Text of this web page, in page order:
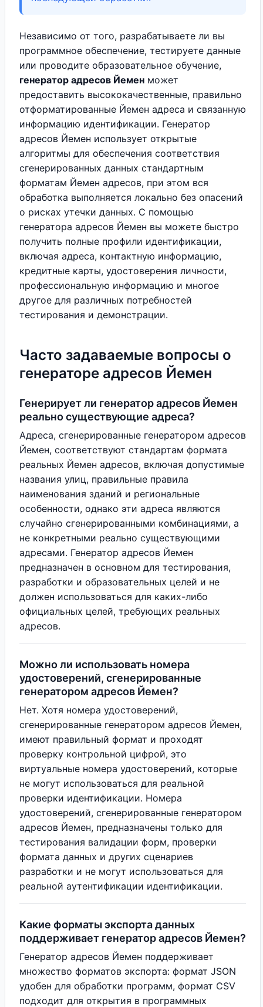
Независимо от того, разрабатываете ли вы
программное обеспечение, тестируете данные
или проводите образовательное обучение,
генератор адресов Йемен может
предоставить высококачественные, правильно
отформатированные Йемен адреса и связанную
информацию идентификации. Генератор
адресов Йемен использует открытые
алгоритмы для обеспечения соответствия
сгенерированных данных стандартным
форматам Йемен адресов, при этом вся
обработка выполняется локально без опасений
о рисках утечки данных. С помощью
генератора адресов Йемен вы можете быстро
получить полные профили идентификации,
включая адреса, контактную информацию,
кредитные карты, удостоверения личности,
профессиональную информацию и многое
другое для различных потребностей
тестирования и демонстрации.
Часто задаваемые вопросы о
генераторе адресов Йемен
Генерирует ли генератор адресов Йемен
реально существующие адреса?
Адреса, сгенерированные генератором адресов
Йемен, соответствуют стандартам формата
реальных Йемен адресов, включая допустимые
названия улиц, правильные правила
наименования зданий и региональные
особенности, однако эти адреса являются
случайно сгенерированными комбинациями, а
не конкретными реально существующими
адресами. Генератор адресов Йемен
предназначен в основном для тестирования,
разработки и образовательных целей и не
должен использоваться для каких-либо
официальных целей, требующих реальных
адресов.
Можно ли использовать номера
удостоверений, сгенерированные
генератором адресов Йемен?
Нет. Хотя номера удостоверений,
сгенерированные генератором адресов Йемен,
имеют правильный формат и проходят
проверку контрольной цифрой, это
виртуальные номера удостоверений, которые
не могут использоваться для реальной
проверки идентификации. Номера
удостоверений, сгенерированные генератором
адресов Йемен, предназначены только для
тестирования валидации форм, проверки
формата данных и других сценариев
разработки и не могут использоваться для
реальной аутентификации идентификации.
Какие форматы экспорта данных
поддерживает генератор адресов Йемен?
Генератор адресов Йемен поддерживает
множество форматов экспорта: формат JSON
удобен для обработки программ, формат CSV
подходит для открытия в программных